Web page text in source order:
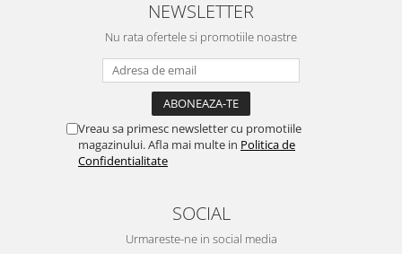
NEWSLETTER
Nu rata ofertele si promotiile noastre
Vreau sa primesc newsletter cu promotiile
magazinului. Afla mai multe in Politica de
Confidentialitate
SOCIAL
Urmareste-ne in social media